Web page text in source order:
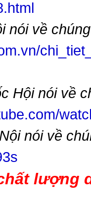
nói về chúng
Hội nói về
nói về
lượng